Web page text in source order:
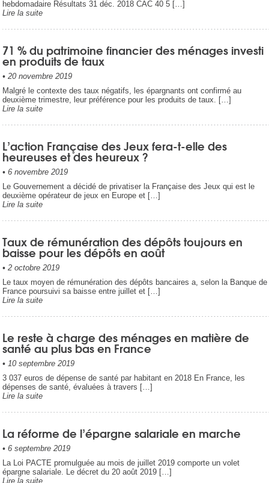
hebdomadaire Résultats 31 déc. 2018 CAC 40 5 […]
Lire la suite
71 % du patrimoine financier des ménages investi
en produits de taux
• 20 novembre 2019
Malgré le contexte des taux négatifs, les épargnants ont confirmé au
deuxième trimestre, leur préférence pour les produits de taux. […]
Lire la suite
L’action Française des Jeux fera-t-elle des
heureuses et des heureux ?
• 6 novembre 2019
Le Gouvernement a décidé de privatiser la Française des Jeux qui est le
deuxième opérateur de jeux en Europe et […]
Lire la suite
Taux de rémunération des dépôts toujours en
baisse pour les dépôts en août
• 2 octobre 2019
Le taux moyen de rémunération des dépôts bancaires a, selon la Banque de
France poursuivi sa baisse entre juillet et […]
Lire la suite
Le reste à charge des ménages en matière de
santé au plus bas en France
• 10 septembre 2019
3 037 euros de dépense de santé par habitant en 2018 En France, les
dépenses de santé, évaluées à travers […]
Lire la suite
La réforme de l’épargne salariale en marche
• 6 septembre 2019
La Loi PACTE promulguée au mois de juillet 2019 comporte un volet
épargne salariale. Le décret du 20 août 2019 […]
Lire la suite